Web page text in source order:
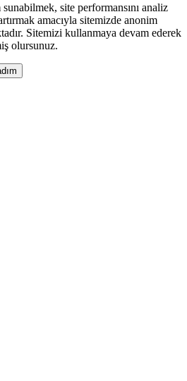
site performansını analiz
amacıyla sitemizde anonim
Sitemizi kullanmaya devam ederek
olursunuz.